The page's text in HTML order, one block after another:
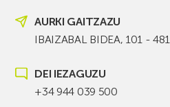
AURKI GAITZAZU
IBAIZABAL BIDEA, 101 -
DEI IEZAGUZU
+34 944 039 500